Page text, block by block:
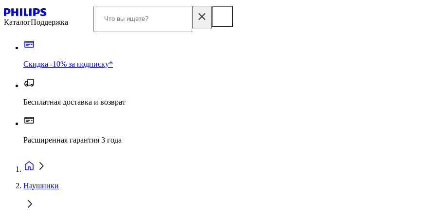
КаталогПоддержка
Скидка -10% за подписку*
Бесплатная доставка и возврат
Расширенная гарантия 3 года
Наушники